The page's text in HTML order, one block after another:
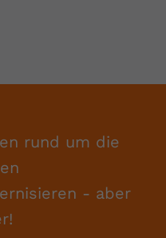
rund um die
- aber